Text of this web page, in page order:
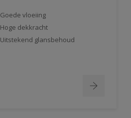
Goede vloeiing
Hoge dekkracht
Uitstekend glansbehoud